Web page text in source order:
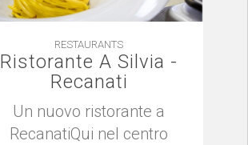
RESTAURANTS
Ristorante A Silvia -
Recanati
Un nuovo ristorante a
RecanatiQui nel centro